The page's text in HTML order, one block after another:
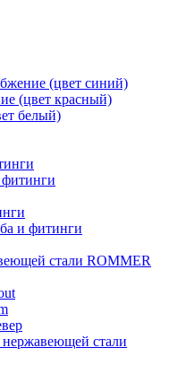
(цвет синий)
(цвет красный)
белый)
и фитинги
стали ROMMER
стали